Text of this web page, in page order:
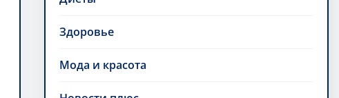
Здоровье
Мода и красота